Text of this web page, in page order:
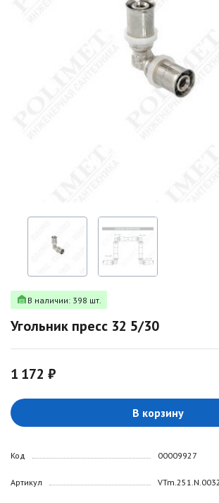
В наличии: 398 шт.
Угольник пресс 32 5/30
1 172 ₽
В корзину
Код
Артикул
00009927